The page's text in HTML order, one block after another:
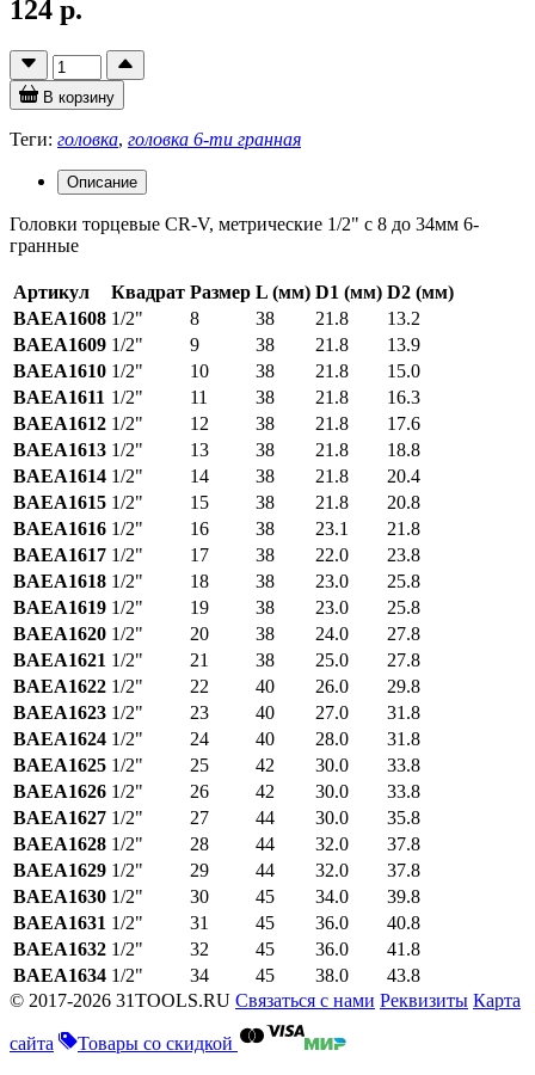
124 р.
В корзину
Теги: головка, головка 6-ти гранная
Описание
Головки торцевые CR-V, метрические 1/2" с 8 до 34мм 6-
гранные
Артикул Квадрат Размер L (мм) D1 (мм) D2 (мм)
BAEA1608 1/2" 8 38 21.8
13.2
BAEA1609 1/2" 9 38 21.8
13.9
BAEA1610 1/2" 10 38 21.8
15.0
BAEA1611 1/2" 11 38 21.8
16.3
BAEA1612 1/2" 12 38 21.8
17.6
BAEA1613 1/2" 13 38 21.8
18.8
BAEA1614 1/2" 14 38 21.8
20.4
BAEA1615 1/2" 15 38 21.8
20.8
BAEA1616 1/2" 16 38 23.1
21.8
BAEA1617 1/2" 17 38 22.0
23.8
BAEA1618 1/2" 18 38 23.0
25.8
BAEA1619 1/2" 19 38 23.0
25.8
BAEA1620 1/2" 20 38 24.0
27.8
BAEA1621 1/2" 21 38 25.0
27.8
BAEA1622 1/2" 22 40 26.0
29.8
BAEA1623 1/2" 23 40 27.0
31.8
BAEA1624 1/2" 24 40 28.0
31.8
BAEA1625 1/2" 25 42 30.0
33.8
BAEA1626 1/2" 26 42 30.0
33.8
BAEA1627 1/2" 27 44 30.0
35.8
BAEA1628 1/2" 28 44 32.0
37.8
BAEA1629 1/2" 29 44 32.0
37.8
BAEA1630 1/2" 30 45 34.0
39.8
BAEA1631 1/2" 31 45 36.0
40.8
BAEA1632 1/2" 32 45 36.0
41.8
BAEA1634 1/2" 34 45 38.0
43.8
© 2017-2026 31TOOLS.RU Связаться с нами Реквизиты Карта
сайта Товары со скидкой